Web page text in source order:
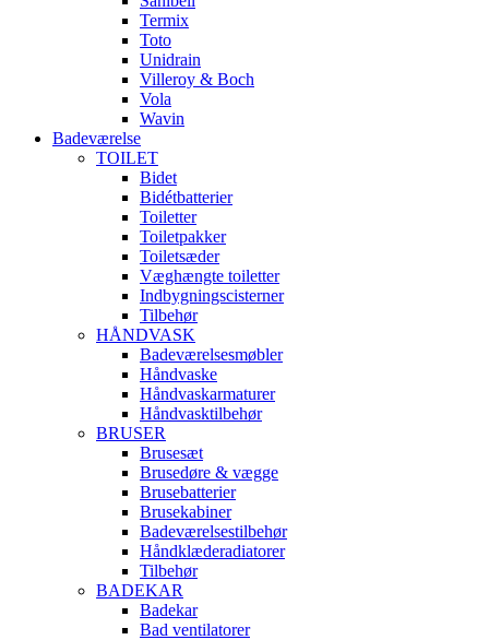
Termix
Toto
Unidrain
Villeroy & Boch
Vola
Wavin
Badeværelse
TOILET
Bidet
Bidétbatterier
Toiletter
Toiletpakker
Toiletsæder
Væghængte toiletter
Indbygningscisterner
Tilbehør
HÅNDVASK
Badeværelsesmøbler
Håndvaske
Håndvaskarmaturer
Håndvasktilbehør
BRUSER
Brusesæt
Brusedøre & vægge
Brusebatterier
Brusekabiner
Badeværelsestilbehør
Håndklæderadiatorer
Tilbehør
BADEKAR
Badekar
Bad ventilatorer